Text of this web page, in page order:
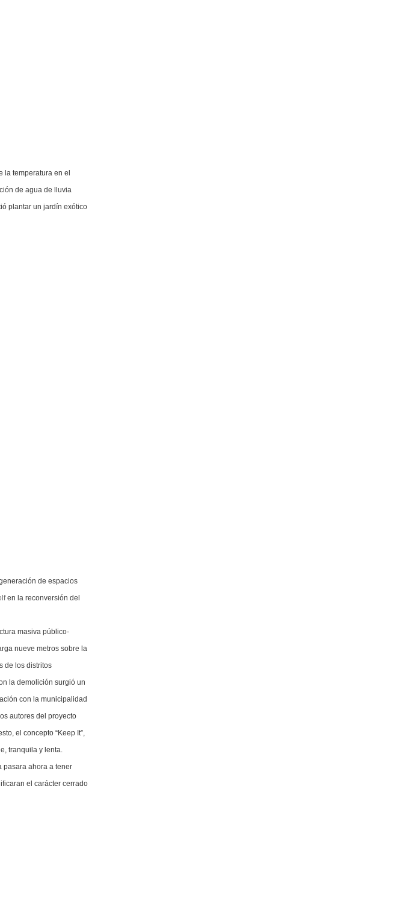
la temperatura en el
de agua de lluvia
plantar un jardín exótico
de espacios
en la reconversión del
masiva público-
nueve metros sobre la
de los distritos
la demolición surgió un
con la municipalidad
autores del proyecto
el concepto “Keep It”,
tranquila y lenta.
pasara ahora a tener
el carácter cerrado